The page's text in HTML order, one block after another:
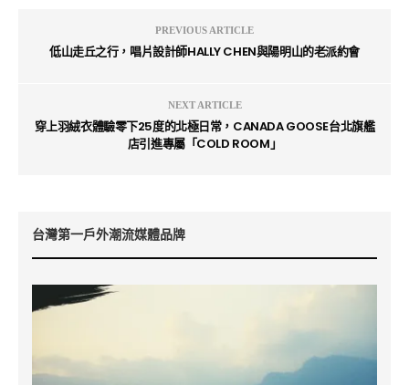
PREVIOUS ARTICLE
低山走丘之行，唱片設計師HALLY CHEN與陽明山的老派約會
NEXT ARTICLE
穿上羽絨衣體驗零下25度的北極日常，CANADA GOOSE台北旗艦
店引進專屬「COLD ROOM」
台灣第一戶外潮流媒體品牌